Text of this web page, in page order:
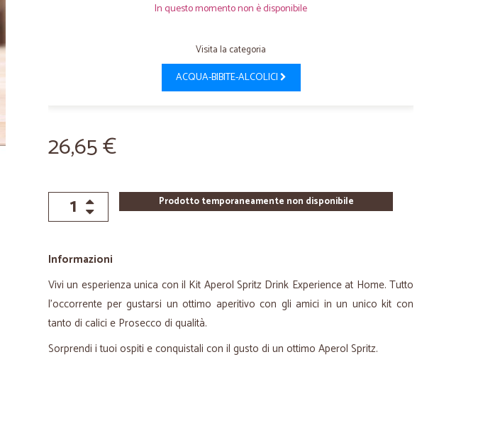
In questo momento non è disponibile
Visita la categoria
ACQUA-BIBITE-ALCOLICI
26,65 €
Prodotto temporaneamente non disponibile
Informazioni
Vivi un esperienza unica con il Kit Aperol Spritz Drink Experience at Home. Tutto
l'occorrente per gustarsi un ottimo aperitivo con gli amici in un unico kit con
tanto di calici e Prosecco di qualità.
Sorprendi i tuoi ospiti e conquistali con il gusto di un ottimo Aperol Spritz.